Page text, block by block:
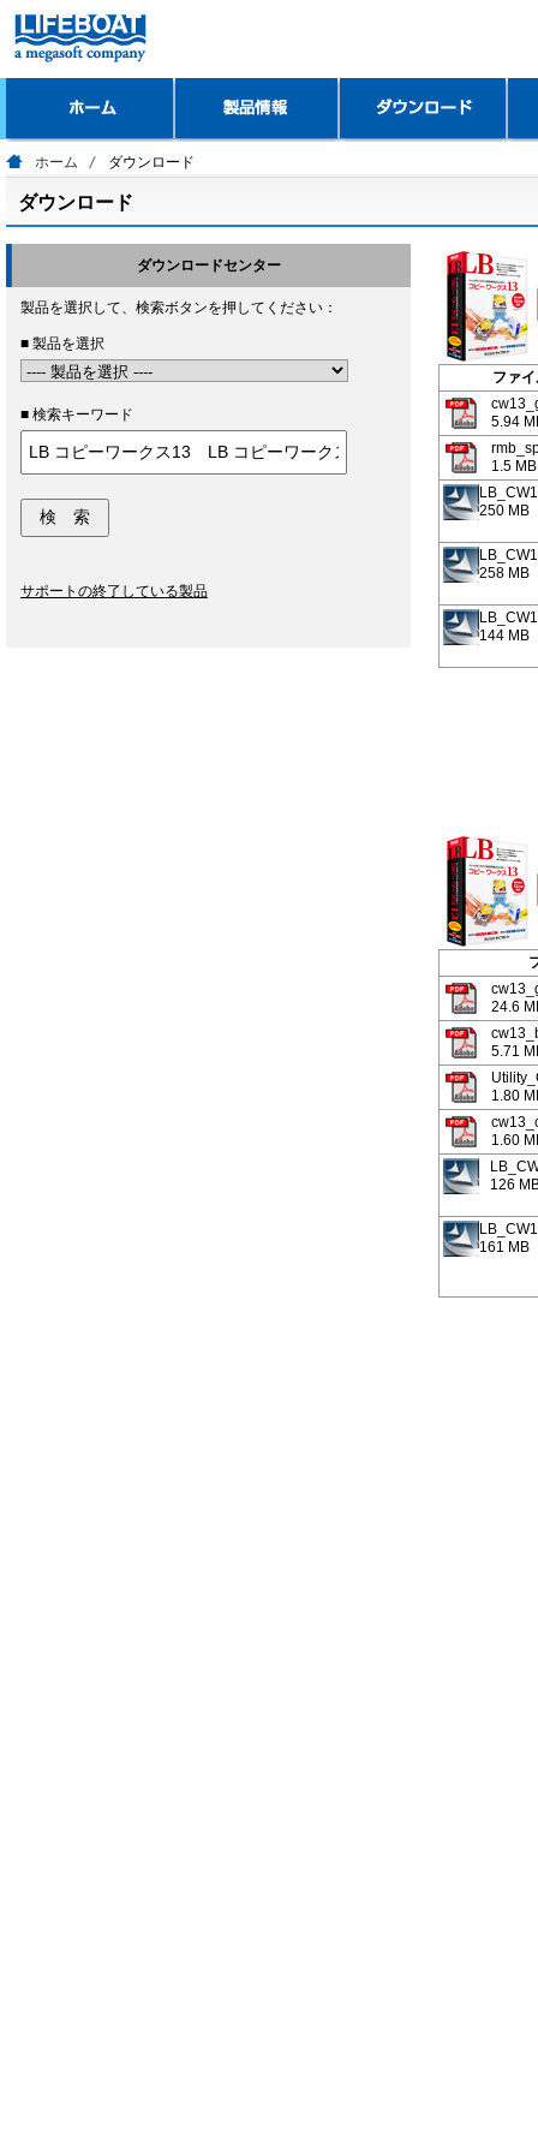
ホーム ダウンロード
ダウンロード
ダウンロードセンター
製品を選択して、検索ボタンを押してください：
■ 製品を選択
■ 検索キーワード
サポートの終了している製品
ファ
5.94
1.5 MB
250 MB
258 MB
144 MB
24.6
5.71
1.80
1.60
126
161 MB